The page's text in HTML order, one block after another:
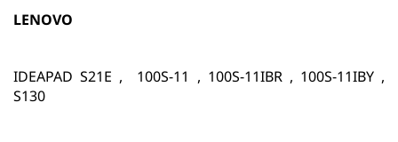
LENOVO
IDEAPAD S21E , 100S-11 , 100S-11IBR , 100S-11IBY ,
S130